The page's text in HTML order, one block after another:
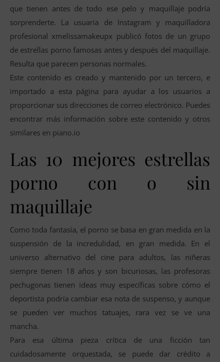
que tienen antes de todo ese pelo y maquillaje podría
sorprenderte. La usuaria de Instagram y maquilladora
profesional xmelissamakeupx publicó fotos de un grupo
de estrellas porno famosas antes y después del maquillaje.
Resulta que parecen personas normales.
Este contenido es creado y mantenido por un tercero, e
importado a esta página para ayudar a los usuarios a
proporcionar sus direcciones de correo electrónico. Puedes
encontrar más información sobre este contenido y otros
similares en piano.io
Las 10 mejores estrellas
porno con o sin
maquillaje
Como toda fantasía, el porno se basa en gran medida en la
suspensión de la incredulidad, en gran medida. En el
universo alternativo del cine para adultos, las niñeras
siempre tienen 18 años y son bicuriosas, las profesoras
pechugonas tienen ideas muy específicas sobre cómo el
deportista podría cambiar esa nota de suspenso, y aunque
se pueden ver muchos tatuajes, rara vez se ve una
mancha.
Para esa última pieza crítica de una ficción tan
cuidadosamente orquestada, se puede dar crédito a